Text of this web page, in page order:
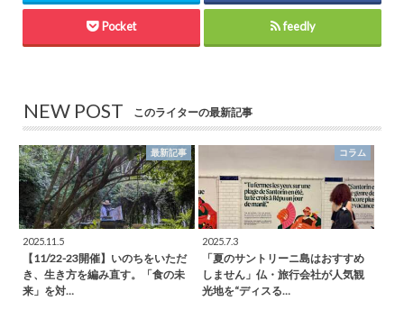
Pocket feedly
NEW POST このライターの最新記事
最新記事
2025.11.5
【11/22-23開催】いのちをいただ
き、生き方を編み直す。「食の未
来」を対…
コラム
2025.7.3
「夏のサントリーニ島はおすすめ
しません」仏・旅行会社が人気観
光地を“ディスる…